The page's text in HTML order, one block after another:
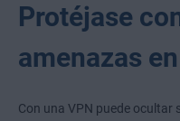
Protéjase
amenazas
Con una VPN puede ocultar